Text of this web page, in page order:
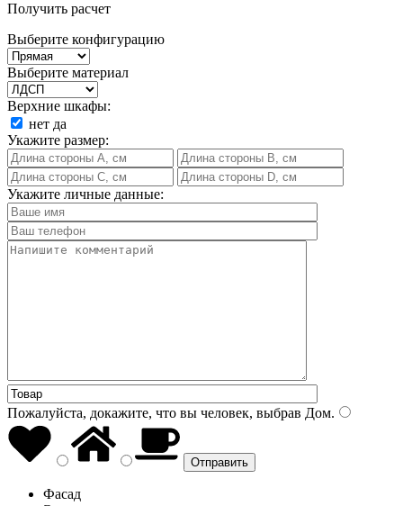
Получить расчет
Выберите конфигурацию
Выберите материал
Верхние шкафы:
нет да
Укажите размер:
Укажите личные данные:
Пожалуйста, докажите, что вы человек, выбрав Дом.
Фасад